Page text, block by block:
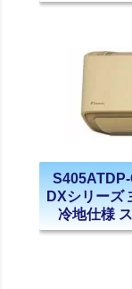
DXシリーズ
冷地仕様